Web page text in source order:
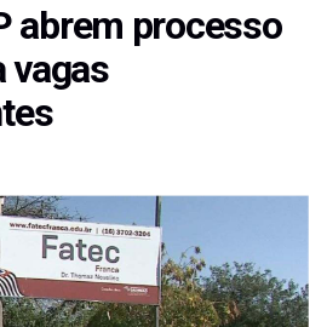
abrem processo
vagas